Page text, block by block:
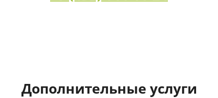
Дополнительные услуги